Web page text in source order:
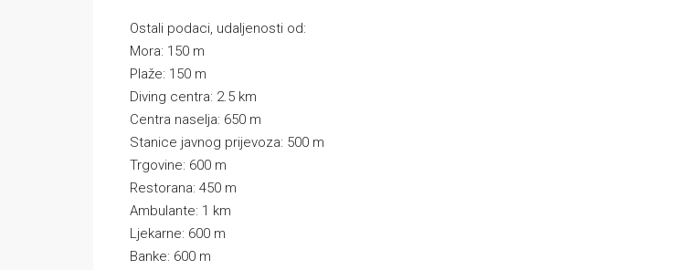
Ostali podaci, udaljenosti od:
Mora: 150 m
Plaže: 150 m
Diving centra: 2.5 km
Centra naselja: 650 m
Stanice javnog prijevoza: 500 m
Trgovine: 600 m
Restorana: 450 m
Ambulante: 1 km
Ljekarne: 600 m
Banke: 600 m